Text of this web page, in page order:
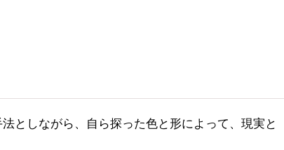
としながら、自ら探った色と形によって、現実と